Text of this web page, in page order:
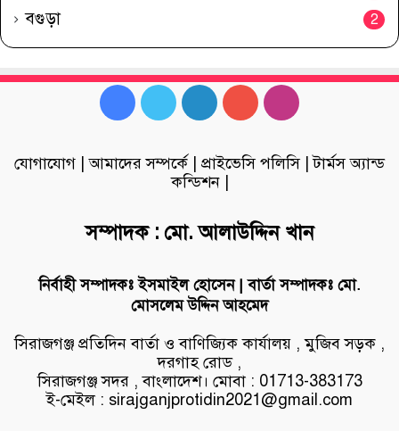
বগুড়া 2
FacebookTwitterLinkedInYouTubeInstagram
যোগাযোগ |আমাদের সম্পর্কে প্রাইভেসি পলিসি|টার্মস অ্যান্ড
কন্ডিশন|
সম্পাদক : মো. আলাউদ্দিন খান
নির্বাহী সম্পাদকঃ ইসমাইল হোসেন | বার্তা সম্পাদকঃ মো.
মোসলেম উদ্দিন আহমেদ
সিরাজগঞ্জ প্রতিদিন বার্তা ও বাণিজ্যিক কার্যালয় , মুজিব সড়ক ,
দরগাহ রোড ,
সিরাজগঞ্জ সদর , বাংলাদেশ। মোবা : 01713-383173
ই-মেইল : sirajganjprotidin2021@gmail.com